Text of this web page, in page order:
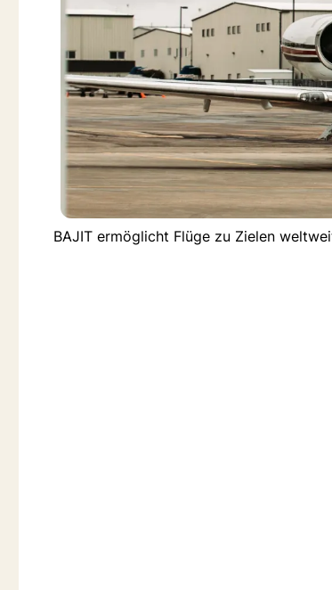
BAJIT ermöglicht Flüge zu Zielen